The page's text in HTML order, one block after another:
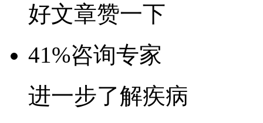
好文章赞一下
41%咨询专家
进一步了解疾病